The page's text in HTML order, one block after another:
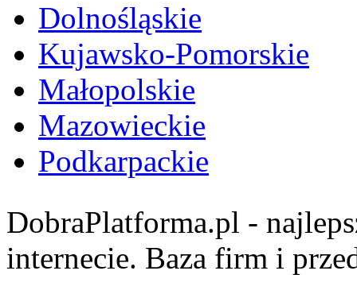
Dolnośląskie
Kujawsko-Pomorskie
Małopolskie
Mazowieckie
Podkarpackie
DobraPlatforma.pl -
internecie. Baza firm i